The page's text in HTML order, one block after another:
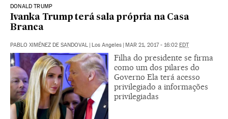
DONALD TRUMP
Ivanka Trump terá sala própria na Casa
Branca
PABLO XIMÉNEZ DE SANDOVAL Los Angeles MAR 21, 2017 - 16:02 EDT
Filha do presidente se firma
como um dos pilares do
Governo Ela terá acesso
privilegiado a informações
privilegiadas